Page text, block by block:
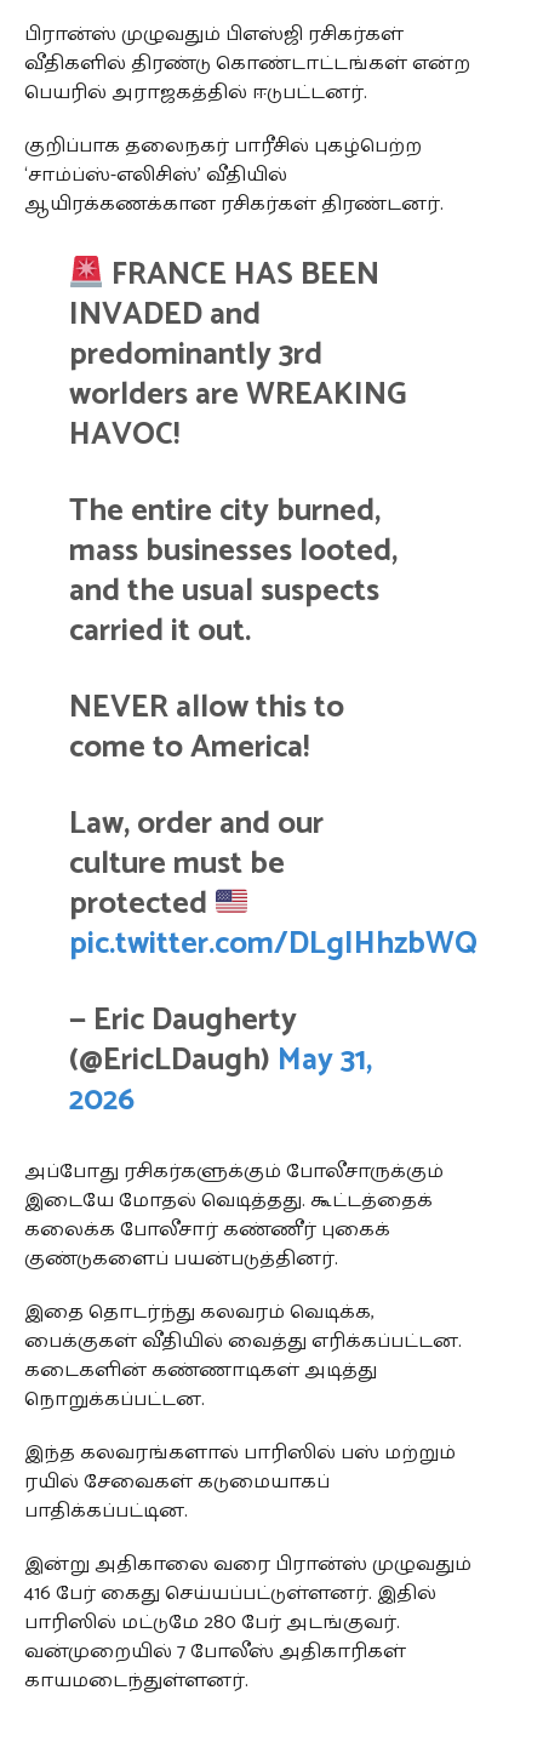
பிரான்ஸ் முழுவதும் பிஎஸ்ஜி ரசிகர்கள்
வீதிகளில் திரண்டு கொண்டாட்டங்கள் என்ற
பெயரில் அராஜகத்தில் ஈடுபட்டனர்.
குறிப்பாக தலைநகர் பாரீசில் புகழ்பெற்ற
‘சாம்ப்ஸ்-எலிசிஸ்’ வீதியில்
ஆயிரக்கணக்கான ரசிகர்கள் திரண்டனர்.
FRANCE HAS BEEN
INVADED and
predominantly 3rd
worlders are WREAKING
HAVOC!
The entire city burned,
mass businesses looted,
and the usual suspects
carried it out.
NEVER allow this to
come to America!
Law, order and our
culture must be
protected
pic.twitter.com/DLgIHhzbWQ
— Eric Daugherty
(@EricLDaugh) May 31,
2026
அப்போது ரசிகர்களுக்கும் போலீசாருக்கும்
இடையே மோதல் வெடித்தது. கூட்டத்தைக்
கலைக்க போலீசார் கண்ணீர் புகைக்
குண்டுகளைப் பயன்படுத்தினர்.
இதை தொடர்ந்து கலவரம் வெடிக்க,
பைக்குகள் வீதியில் வைத்து எரிக்கப்பட்டன.
கடைகளின் கண்ணாடிகள் அடித்து
நொறுக்கப்பட்டன.
இந்த கலவரங்களால் பாரிஸில் பஸ் மற்றும்
ரயில் சேவைகள் கடுமையாகப்
பாதிக்கப்பட்டின.
இன்று அதிகாலை வரை பிரான்ஸ் முழுவதும்
416 பேர் கைது செய்யப்பட்டுள்ளனர். இதில்
பாரிஸில் மட்டுமே 280 பேர் அடங்குவர்.
வன்முறையில் 7 போலீஸ் அதிகாரிகள்
காயமடைந்துள்ளனர்.